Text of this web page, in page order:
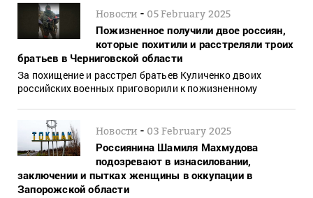
Новости - 05 February 2025
Пожизненное получили двое россиян,
которые похитили и расстреляли троих
братьев в Черниговской области
За похищение и расстрел братьев Куличенко двоих
российских военных приговорили к пожизненному
Новости - 03 February 2025
Россиянина Шамиля Махмудова
подозревают в изнасиловании,
заключении и пытках женщины в оккупации в
Запорожской области